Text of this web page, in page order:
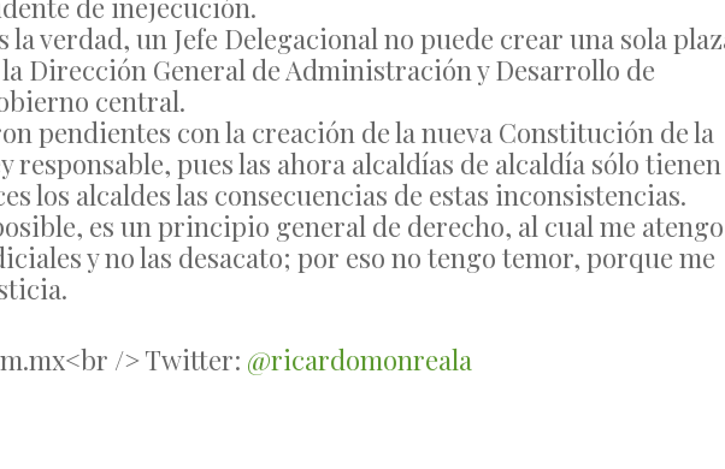
de inejecución.
la verdad, un Jefe Delegacional no puede crear una sola
Dirección General de Administración y Desarrollo de
central.
pendientes con la creación de la nueva Constitución de la
responsable, pues las ahora alcaldías de alcaldía sólo tienen
los alcaldes las consecuencias de estas inconsistencias.
es un principio general de derecho, al cual me
y no las desacato; por eso no tengo temor, porque me
/> Twitter: @ricardomonreala